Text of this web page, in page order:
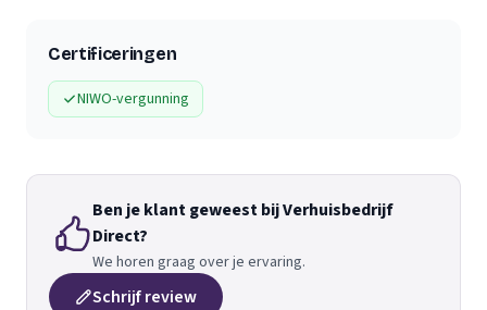
Certificeringen
NIWO-vergunning
Ben je klant geweest bij Verhuisbedrijf
Direct?
We horen graag over je ervaring.
Schrijf review